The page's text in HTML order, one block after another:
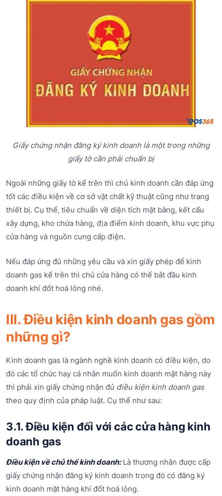
Giấy chứng nhận đăng ký kinh doanh là một trong những
giấy tờ cần phải chuẩn bị
Ngoài những giấy tờ kể trên thì chủ kinh doanh cần đáp ứng
tốt các điều kiện về cơ sở vật chất kỹ thuật cũng như trang
thiết bị. Cụ thể, tiêu chuẩn về diện tích mặt bằng, kết cấu
xây dựng, kho chứa hàng, địa điểm kinh doanh, khu vực phụ
cửa hàng và nguồn cung cấp điện.
Nếu đáp ứng đủ những yêu cầu và xin giấy phép để kinh
doanh gas kể trên thì chủ cửa hàng có thể bắt đầu kinh
doanh khí đốt hoá lỏng nhé.
III. Điều kiện kinh doanh gas gồm
những gì?
Kinh doanh gas là ngành nghề kinh doanh có điều kiện, do
đó các tổ chức hay cá nhân muốn kinh doanh mặt hàng này
thì phải xin giấy chứng nhận đủ điều kiện kinh doanh gas
theo quy định của pháp luật. Cụ thể như sau:
3.1. Điều kiện đối với các cửa hàng kinh
doanh gas
Điều kiện về chủ thể kinh doanh:Là thương nhân được cấp
giấy chứng nhận đăng ký kinh doanh trong đó có đăng ký
kinh doanh mặt hàng khí đốt hoá lỏng.